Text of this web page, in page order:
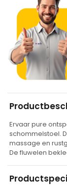
t
e
r
a
Ervaar pure
schommelstoel.
massage en
De fluwelen